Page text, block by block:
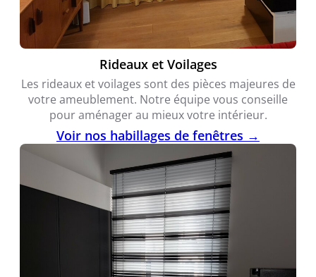
Rideaux et Voilages
Les rideaux et voilages sont des pièces majeures de
votre ameublement. Notre équipe vous conseille
pour aménager au mieux votre intérieur.
Voir nos habillages de fenêtres →